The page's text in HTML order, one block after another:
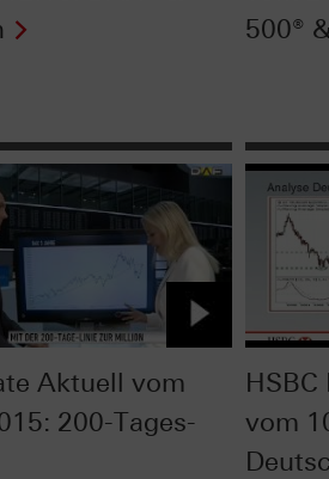
500®
Aktuell vom
200-Tages-
HSBC
vom